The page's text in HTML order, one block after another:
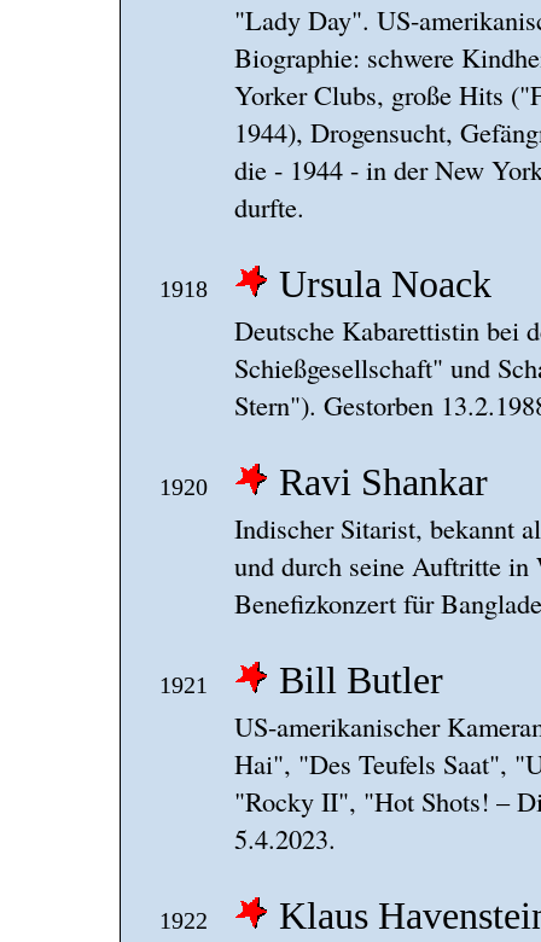
"Lady Day". US-
Biographie: schwere
Yorker Clubs, große Hits
1944), Drogensucht,
die - 1944 - in der New
durfte.
1918 Ursula Noack
Deutsche Kabarettistin bei
Schießgesellschaft" und
Stern"). Gestorben
1920 Ravi Shankar
Indischer Sitarist, bekannt
und durch seine Auftritte in
Benefizkonzert für
1921 Bill Butler
US-amerikanischer
Hai", "Des Teufels Saat",
"Rocky II", "Hot Shots! –
5.4.2023.
1922 Klaus